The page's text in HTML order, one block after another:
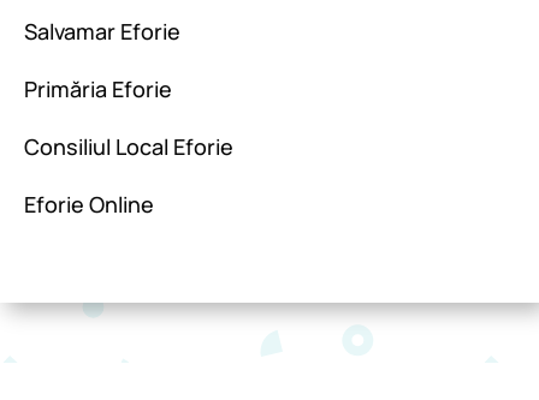
Salvamar Eforie
Primăria Eforie
Consiliul Local Eforie
Eforie Online